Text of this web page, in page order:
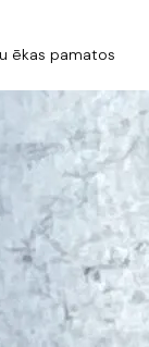
ēkas pamatos